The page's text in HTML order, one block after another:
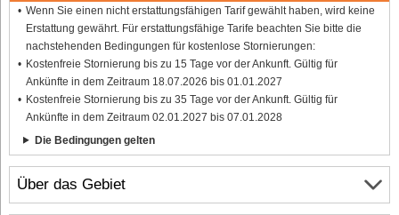
Über das Gebiet
Wenn Sie einen nicht erstattungsfähigen Tarif gewählt haben, wird keine
Erstattung gewährt. Für erstattungsfähige Tarife beachten Sie bitte die
nachstehenden Bedingungen für kostenlose Stornierungen:
Kostenfreie Stornierung bis zu 15 Tage vor der Ankunft. Gültig für
Ankünfte in dem Zeitraum 18.07.2026 bis 01.01.2027
Kostenfreie Stornierung bis zu 35 Tage vor der Ankunft. Gültig für
Ankünfte in dem Zeitraum 02.01.2027 bis 07.01.2028
Die Bedingungen gelten